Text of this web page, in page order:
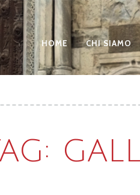
HOME CHI SIAMO